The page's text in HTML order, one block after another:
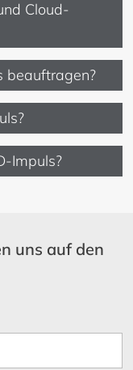
Cloud-
beauftragen?
Impuls?
uns auf den